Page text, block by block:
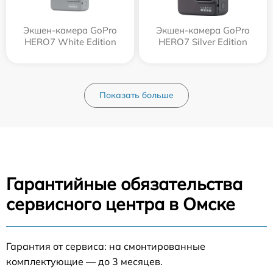
Экшен-камера GoPro
HERO7 White Edition
Экшен-камера GoPro
HERO7 Silver Edition
Показать больше
Гарантийные обязательства
сервисного центра в Омске
Гарантия от сервиса: на смонтированные
комплектующие — до 3 месяцев.